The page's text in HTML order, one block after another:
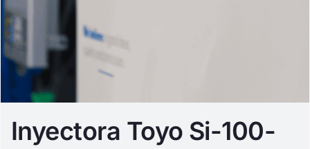
Inyectora Toyo Si-100-